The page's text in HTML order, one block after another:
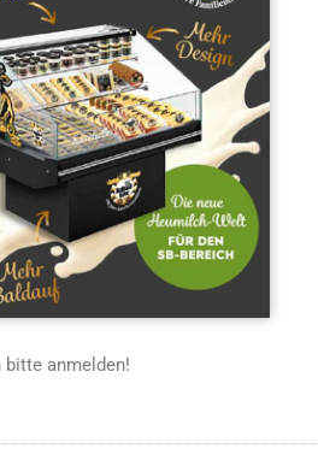
bitte anmelden!